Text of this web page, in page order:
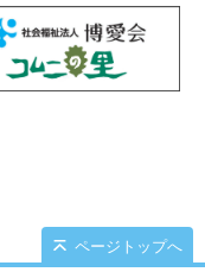
ページトップへ